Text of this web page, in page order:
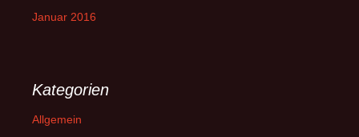
Januar 2016
Kategorien
Allgemein